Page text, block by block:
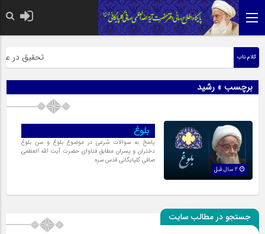
کلام ناب تحقیق در
برچسب » رشید
بلوغ
پاسخ به سوالات شرعی در موضوع بلوغ و سن بلوغ
دختران و پسران مطابق فتاوای حضرت آیت الله العظمی
صافی گلپایگانی قدس سره
جستجو در مطالب سایت